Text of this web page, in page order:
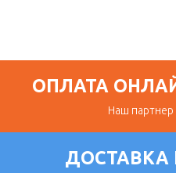
ОПЛАТА
Наш партнер
ДОСТАВКА